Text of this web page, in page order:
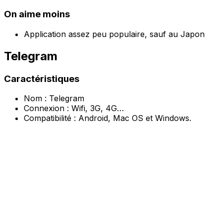
On aime moins
Application assez peu populaire, sauf au Japon
Telegram
Caractéristiques
Nom : Telegram
Connexion : Wifi, 3G, 4G…
Compatibilité : Android, Mac OS et Windows.